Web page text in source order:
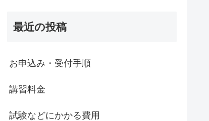
最近の投稿
お申込み・受付手順
講習料金
試験などにかかる費用